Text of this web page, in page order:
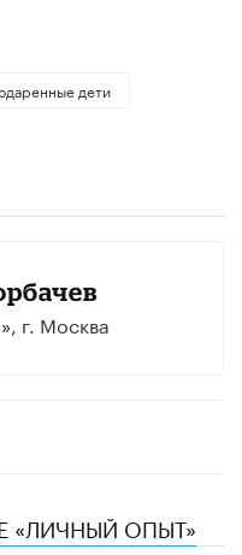
дети
г. Москва
«ЛИЧНЫЙ ОПЫТ»